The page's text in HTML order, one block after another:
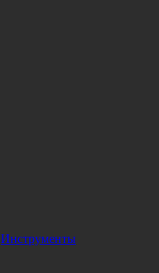
Инструменты